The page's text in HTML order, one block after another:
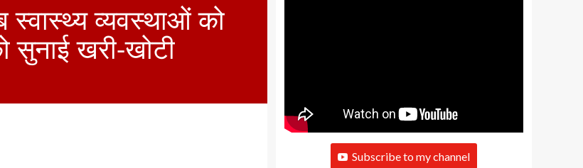
स्वास्थ्य व्यवस्थाओं को
सुनाई खरी-खोटी
Subscribe to my channel